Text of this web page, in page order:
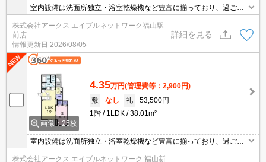
室内設備は洗面所独立・浴室乾燥機など豊富に揃っており、過ごし
やすいお部屋になっております。知らない人が来た時でも玄関を開
ける必要がなくなるTVインターホンが付いております。駐輪場付き
のアパートです。BSアンテナが設置済みで、加入後すぐにBSが視
聴できます。バルコニー付きの物件で、用途に合わせて使用できま
す。
株式会社アークス エイブルネットワーク福山駅
前店
情報更新日 2026/08/05
詳細を見る
画像：25枚
4.35万円(管理費等：2,900円)
敷
なし 礼
53,500円
1階
1LDK 38.01m²
室内設備は洗面所独立・浴室乾燥機など豊富に揃っており、過ごし
やすいお部屋になっております。知らない人が来た時でも玄関を開
ける必要がなくなるTVインターホンが付いております。駐輪場付き
株式会社アークス エイブルネットワーク 福山新